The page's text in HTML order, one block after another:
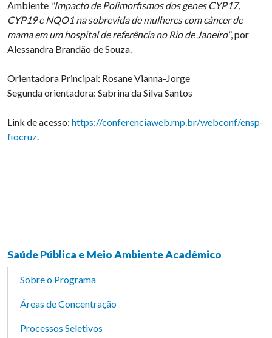
Ambiente "Impacto de Polimorfismos dos genes CYP17,
CYP19 e NQO1 na sobrevida de mulheres com câncer de
mama em um hospital de referência no Rio de Janeiro", por
Alessandra Brandão de Souza.
Orientadora Principal: Rosane Vianna-Jorge
Segunda orientadora: Sabrina da Silva Santos
Link de acesso: https://conferenciaweb.rnp.br/webconf/ensp-
fiocruz
Saúde Pública e Meio Ambiente Acadêmico
Sobre o Programa
Áreas de Concentração
Processos Seletivos